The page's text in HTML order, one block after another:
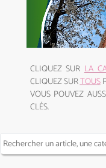
CLIQUEZ SUR LA
CLIQUEZ SURTOUS
VOUS POUVEZ
CLÉS.